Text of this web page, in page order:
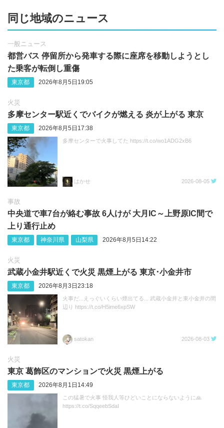
同じ地域のニュース
一般ニュース
都営バス 停留所から発車する際に座席を移動しようとし
た乗客が転倒し重傷
東京都 2026年8月5日19:05
火災
多摩センター駅近くでバイクが燃える 炎が上がる 東京
東京都 2026年8月5日17:38
多摩センターで火事してた https://t.co/wo1ADG2xB6
はかせ 2026-08-05
事故
中央道で車7台が絡む事故 6人けが 大月IC～上野原IC間で
上り通行止め
東京都 神奈川県 山梨県 2026年8月5日14:22
火災
武蔵小金井駅近くで火災 黒煙上がる 東京･小金井市
東京都 2026年8月3日23:18
火事だ...えっぐいくらい煙出てる... 武蔵小金井と東小金井の間
辺り https://t.co/H5ime6xpSW
satokan 2026-08-03
火災
東京 葛飾区のマンションで火災 黒煙上がる
東京都 2026年8月1日14:49
この猛暑で火事 怪我人等ひどいことにならないように🙏
https://t.co/SqqeebSdaI